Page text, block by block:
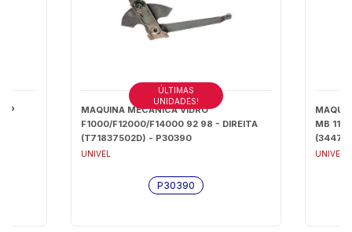
MAQUINA MECANICA VIDRO
F1000/F12000/F14000 92 98 - DIREITA
(T71837502D) - P30390
UNIVEL
ÚLTIMAS
UNIDADES!
P30390
MB
UNIVEL